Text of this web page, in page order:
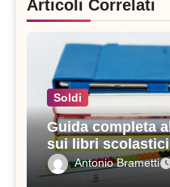
Articoli Correlati
Soldi
Guida completa
sui libri
devi sapere
Antonio Brametti